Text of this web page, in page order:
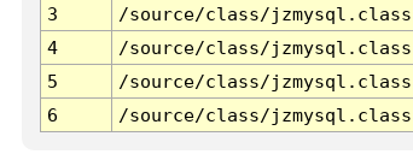
3
/source/class/
4
/source/class/
5
/source/class/
6
/source/class/